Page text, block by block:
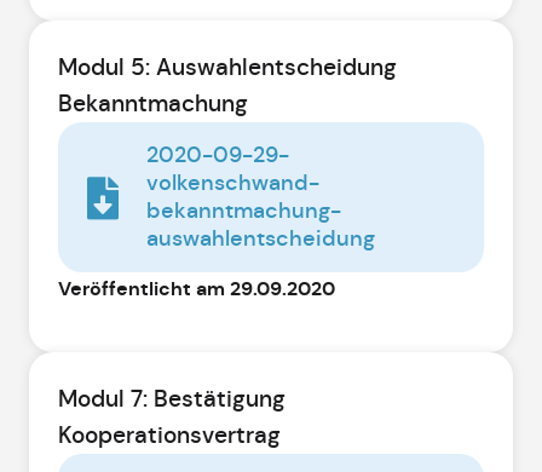
Modul 5: Auswahlentscheidung
Bekanntmachung
2020-09-29-
volkenschwand-
bekanntmachung-
auswahlentscheidung
Veröffentlicht am 29.09.2020
Modul 7: Bestätigung
Kooperationsvertrag